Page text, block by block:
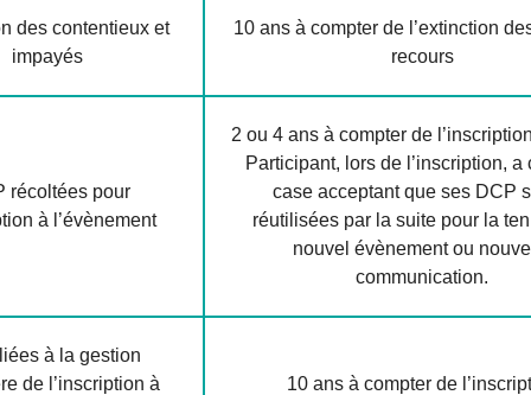
des contentieux et
impayés
10 ans à compter de l’extinction
recours
récoltées pour
à l’évènement
2 ou 4 ans à compter de
Participant, lors de l’inscription, a
case acceptant que ses DCP
réutilisées par la suite pour la
nouvel évènement ou
communication.
à la gestion
de l’inscription à
10 ans à compter de